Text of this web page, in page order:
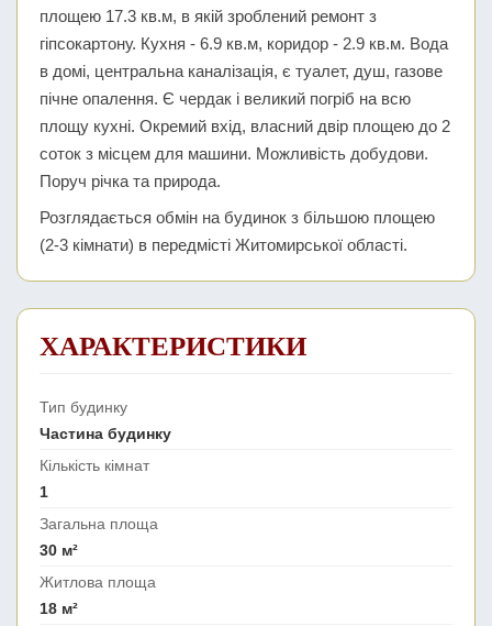
площею 17.3 кв.м, в якій зроблений ремонт з
гіпсокартону. Кухня - 6.9 кв.м, коридор - 2.9 кв.м. Вода
в домі, центральна каналізація, є туалет, душ, газове
пічне опалення. Є чердак і великий погріб на всю
площу кухні. Окремий вхід, власний двір площею до 2
соток з місцем для машини. Можливість добудови.
Поруч річка та природа.
Розглядається обмін на будинок з більшою площею
(2-3 кімнати) в передмісті Житомирської області.
ХАРАКТЕРИСТИКИ
Тип будинку
Частина будинку
Кількість кімнат
1
Загальна площа
30 м²
Житлова площа
18 м²